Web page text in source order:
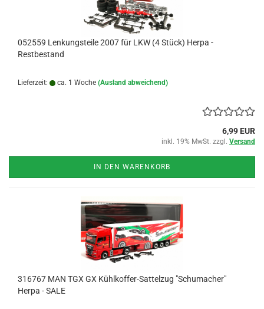
052559 Lenkungsteile 2007 für LKW (4 Stück) Herpa -
Restbestand
Lieferzeit: ca. 1 Woche (Ausland abweichend)
6,99 EUR
inkl. 19% MwSt. zzgl. Versand
IN DEN WARENKORB
316767 MAN TGX GX Kühlkoffer-Sattelzug "Schumacher"
Herpa - SALE